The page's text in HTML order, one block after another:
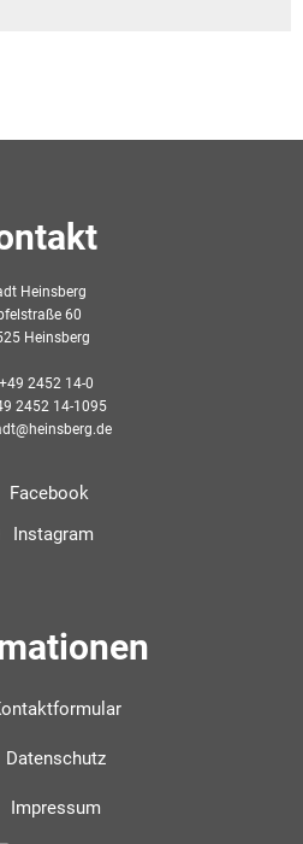
Heinsberg
60
Heinsberg
+49 2452 14-0
2452 14-1095
Facebook
Instagram
Datenschutz
Impressum